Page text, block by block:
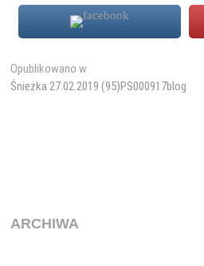
Nawigacja
wpisu
Opublikowano w
Śnieżka 27.02.2019 (95)PS000917blog
ARCHIWA